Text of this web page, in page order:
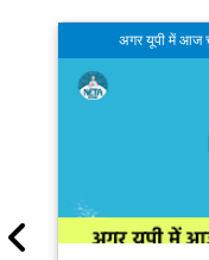
अगर यूपी में आज